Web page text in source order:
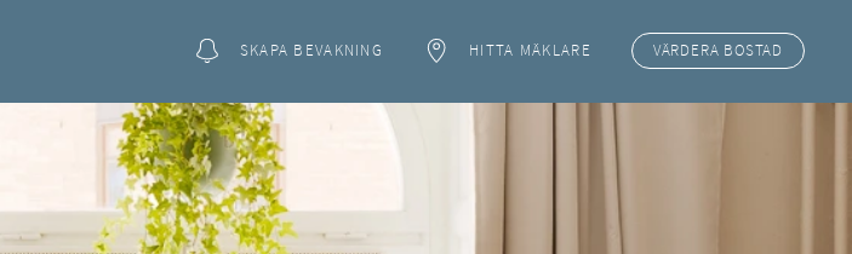
SKAPA BEVAKNING HITTA MÄKLARE VÄRDERA BOSTAD